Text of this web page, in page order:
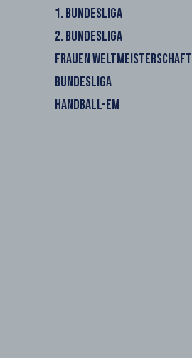
1. BUNDESLIGA
2. BUNDESLIGA
FRAUEN WELTMEISTERSCHAFT
BUNDESLIGA
HANDBALL-EM